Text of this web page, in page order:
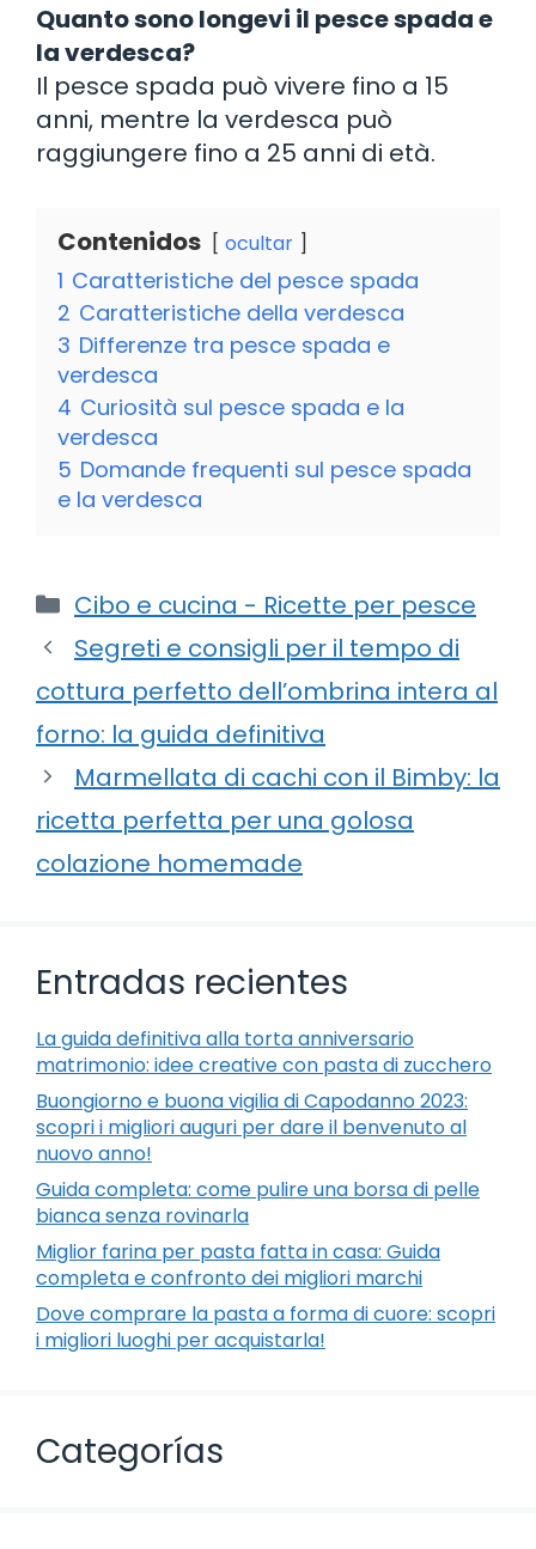
Quanto sono longevi il pesce spada e
la verdesca?
Il pesce spada può vivere fino a 15
anni, mentre la verdesca può
raggiungere fino a 25 anni di età.
Contenidos ocultar
1 Caratteristiche del pesce spada
2 Caratteristiche della verdesca
3 Differenze tra pesce spada e
verdesca
4 Curiosità sul pesce spada e la
verdesca
5 Domande frequenti sul pesce spada
e la verdesca
Categorie
Cibo e cucina - Ricette per pesce
Segreti e consigli per il tempo di
cottura perfetto dell’ombrina intera al
forno: la guida definitiva
Marmellata di cachi con il Bimby: la
ricetta perfetta per una golosa
colazione homemade
Entradas recientes
La guida definitiva alla torta anniversario
matrimonio: idee creative con pasta di zucchero
Buongiorno e buona vigilia di Capodanno 2023:
scopri i migliori auguri per dare il benvenuto al
nuovo anno!
Guida completa: come pulire una borsa di pelle
bianca senza rovinarla
Miglior farina per pasta fatta in casa: Guida
completa e confronto dei migliori marchi
Dove comprare la pasta a forma di cuore: scopri
i migliori luoghi per acquistarla!
Categorías